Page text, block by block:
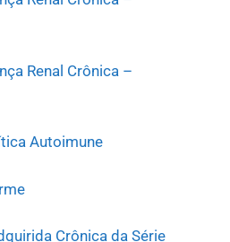
Renal Crônica –
Autoimune
Crônica da Série